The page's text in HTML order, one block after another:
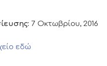
7 Οκτωβρίου, 2016
εδώ